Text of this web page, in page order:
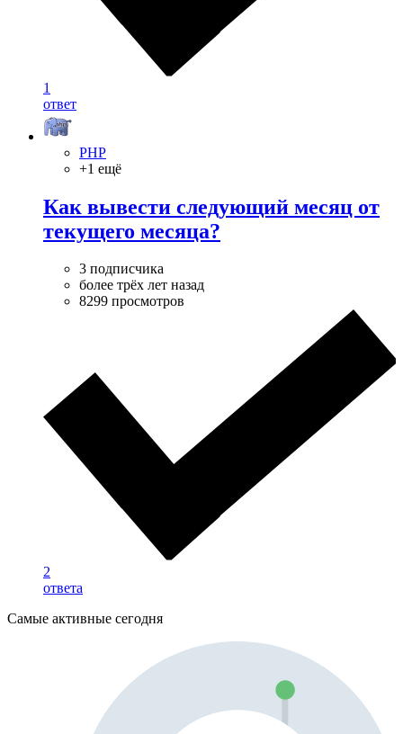
1
ответ
PHP
+1 ещё
Как вывести следующий месяц от
текущего месяца?
3 подписчика
более трёх лет назад
8299 просмотров
2
ответа
Самые активные сегодня